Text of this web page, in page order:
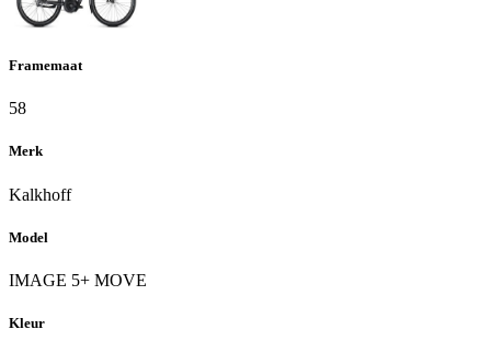
Framemaat
58
Merk
Kalkhoff
Model
IMAGE 5+ MOVE
Kleur